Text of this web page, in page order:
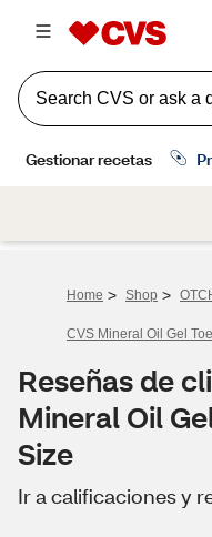
Home > Shop >
CVS Mineral Oil Gel
Reseñas de
Mineral Oil
Size
Ir a calificaciones y